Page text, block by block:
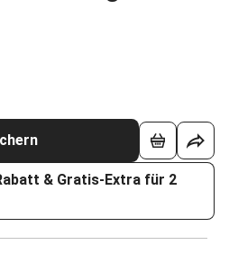
& Gratis-Extra für 2